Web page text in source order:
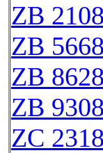
ZB
ZB
ZB
ZB
ZC